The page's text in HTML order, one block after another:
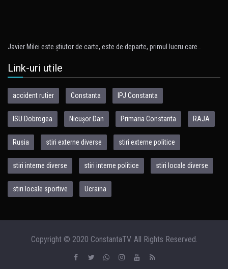
Javier Milei este ştiutor de carte, este de departe, primul lucru care…
Link-uri utile
accident rutier Constanta IPJ Constanta
ISU Dobrogea Nicușor Dan Primaria Constanta RAJA
Rusia stiri externe diverse stiri externe politice
stiri interne diverse stiri interne politice stiri locale diverse
stiri locale sportive Ucraina
Copyright © 2020 ConstantaTV. All Rights Reserved.